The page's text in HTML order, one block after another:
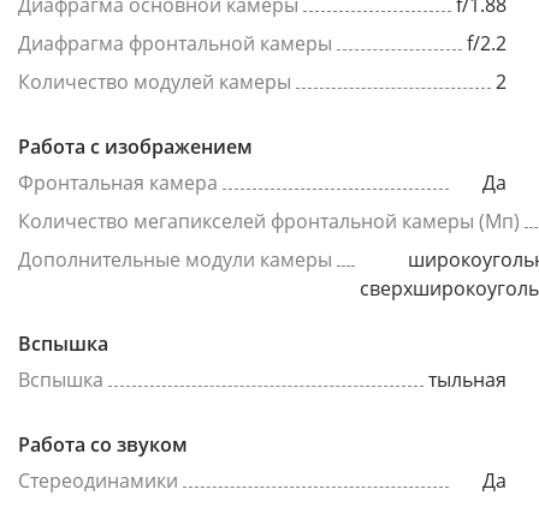
Диафрагма фронтальной камеры
f/2.2
Количество модулей камеры
2
Работа с изображением
Фронтальная камера
Да
Количество мегапикселей фронтальной камеры (Мп)
Дополнительные модули камеры
Вспышка
Вспышка
тыльная
Работа со звуком
Стереодинамики
Да